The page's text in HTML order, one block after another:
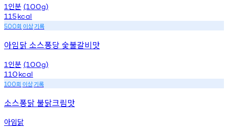
1 인분 (100g)
115kcal
500회 이상기록
아임닭 소스퐁당 숯불갈비맛
1 인분 (100g)
110kcal
100회 이상기록
소스퐁닭 불닭크림맛
아임닭